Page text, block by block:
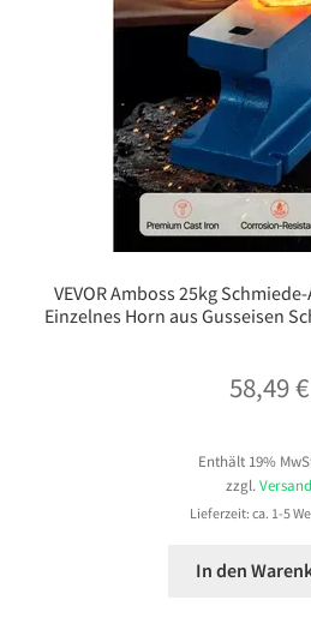
VEVOR Amboss 25kg
Einzelnes Horn aus Gusseisen
58,49€
Enthält 19%
zzgl. Versand
Lieferzeit: ca. 1-5
In den